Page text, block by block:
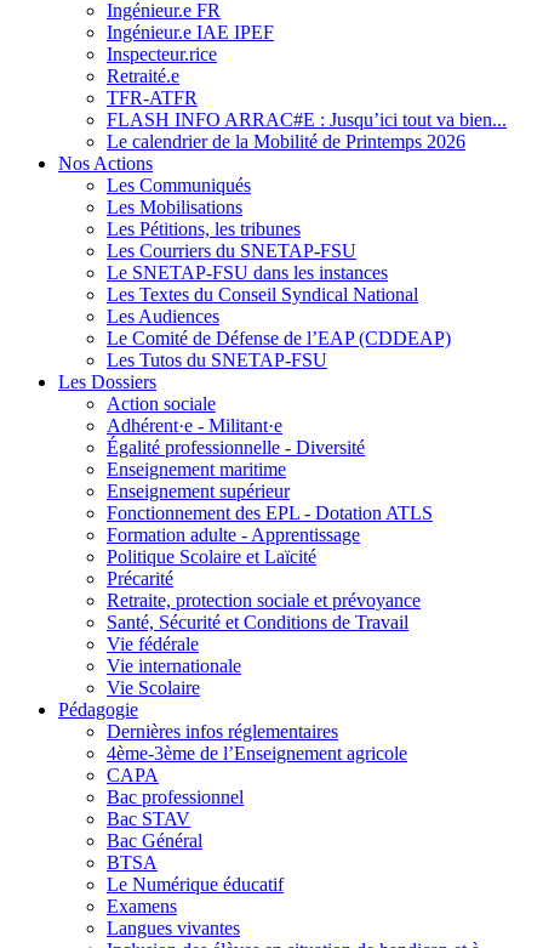
Ingénieur.e FR
Ingénieur.e IAE IPEF
Inspecteur.rice
Retraité.e
TFR-ATFR
FLASH INFO ARRAC#E : Jusqu’ici tout va bien...
Le calendrier de la Mobilité de Printemps 2026
Nos Actions
Les Communiqués
Les Mobilisations
Les Pétitions, les tribunes
Les Courriers du SNETAP-FSU
Le SNETAP-FSU dans les instances
Les Textes du Conseil Syndical National
Les Audiences
Le Comité de Défense de l’EAP (CDDEAP)
Les Tutos du SNETAP-FSU
Les Dossiers
Action sociale
Adhérent·e - Militant·e
Égalité professionnelle - Diversité
Enseignement maritime
Enseignement supérieur
Fonctionnement des EPL - Dotation ATLS
Formation adulte - Apprentissage
Politique Scolaire et Laïcité
Précarité
Retraite, protection sociale et prévoyance
Santé, Sécurité et Conditions de Travail
Vie fédérale
Vie internationale
Vie Scolaire
Pédagogie
Dernières infos réglementaires
4ème-3ème de l’Enseignement agricole
CAPA
Bac professionnel
Bac STAV
Bac Général
BTSA
Le Numérique éducatif
Examens
Langues vivantes